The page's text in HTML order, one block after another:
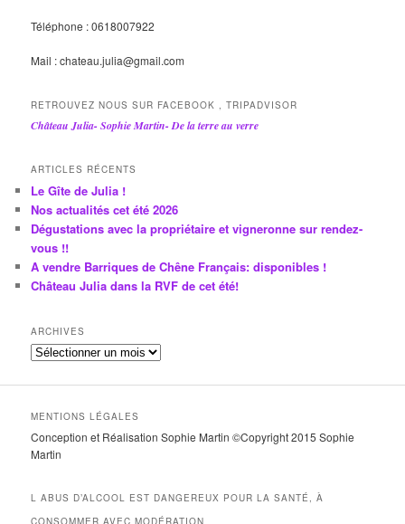
Téléphone : 0618007922
Mail : chateau.julia@gmail.com
RETROUVEZ NOUS SUR FACEBOOK , TRIPADVISOR
Château Julia- Sophie Martin- De la terre au verre
ARTICLES RÉCENTS
Le Gîte de Julia !
Nos actualités cet été 2026
Dégustations avec la propriétaire et vigneronne sur rendez-
vous !!
A vendre Barriques de Chêne Français: disponibles !
Château Julia dans la RVF de cet été!
ARCHIVES
A
c
i
v
e
MENTIONS LÉGALES
Conception et Réalisation Sophie Martin ©Copyright 2015 Sophie
Martin
L ABUS D’ALCOOL EST DANGEREUX POUR LA SANTÉ, À